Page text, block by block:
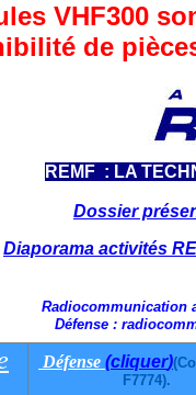
VHF300
de
REMF : LA
Dossier
Diaporama activités
Radiocommunication
Défense :
Défense (cliquer)
F7774).